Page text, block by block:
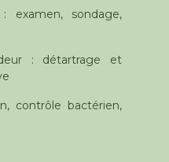
examen, sondage,
: détartrage et
contrôle bactérien,